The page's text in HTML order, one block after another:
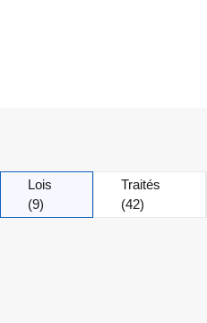
Lois
(9)
Traités
(42)